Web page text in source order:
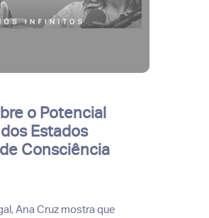
o Potencial
Estados
Consciência
Ana Cruz mostra que